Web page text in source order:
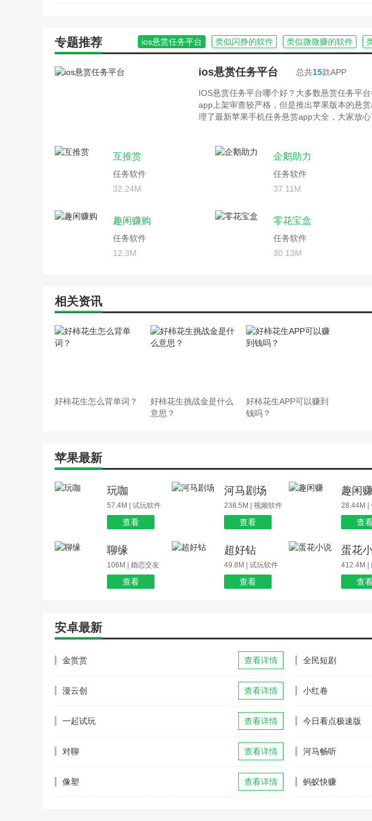
专题推荐 ios悬赏任务平台 类似闪挣的软件 类似微微赚的软件
ios悬赏任务平台 总共15款APP
IOS悬赏任务平台哪个好？大多数悬赏任务平
app上架审查较严格，但是推出苹果版本的悬
理了最新苹果手机任务悬赏app大全，大家放心
互推赏
任务软件
32.24M
企鹅助力
任务软件
37.11M
趣闲赚购
任务软件
12.3M
零花宝盒
任务软件
30.13M
相关资讯
好柿花生怎么背单词？
好柿花生挑战金是什么
意思？
好柿花生APP可以赚到
钱吗？
苹果最新
玩咖
57.4M | 试玩软件
查看
河马剧场
238.5M | 视频软件
查看
趣闲
28.44M |
查
聊缘
106M | 婚恋交友
查看
超好钻
49.8M | 试玩软件
查看
蛋花
412.4M |
查
安卓最新
金赏赏 查看详情 全民短剧
漫云创 查看详情 小红卷
一起试玩 查看详情 今日看点极速版
对聊 查看详情 河马畅听
像塑 查看详情 蚂蚁快赚